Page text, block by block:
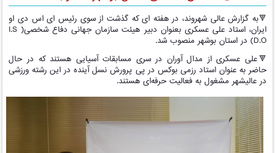
🔻به گزارش عالی شهروند، در هفته ای که گذشت از سوی رئیس ای اس دی او
ایران، استاد علی عسکری بعنوان دبیر هیئت سازمان جهانی دفاع شخصی( I.S
D.O) در استان بوشهر منصوب شد.
🔻علی عسکری از مدال آوران در سری مسابقات آسیایی هستند که در حال
حاضر به عنوان استاد رزمی بوکس در پی پرورش نسل آینده در این رشته ورزشی
در عالیشهر مشغول به فعالیت حرفه‌ای هستند.